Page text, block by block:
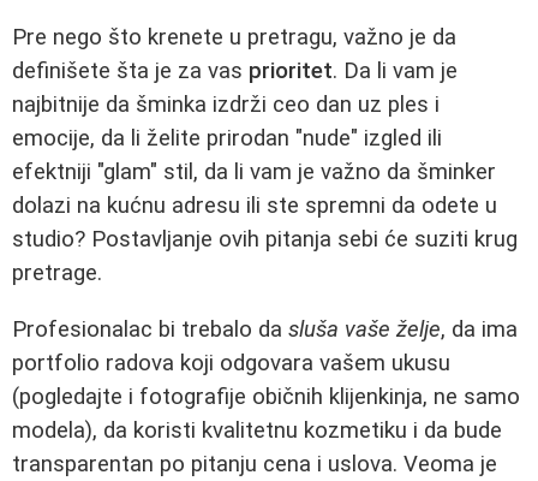
Pre nego što krenete u pretragu, važno je da
definišete šta je za vas prioritet. Da li vam je
najbitnije da šminka izdrži ceo dan uz ples i
emocije, da li želite prirodan "nude" izgled ili
efektniji "glam" stil, da li vam je važno da šminker
dolazi na kućnu adresu ili ste spremni da odete u
studio? Postavljanje ovih pitanja sebi će suziti krug
pretrage.
Profesionalac bi trebalo da sluša vaše želje, da ima
portfolio radova koji odgovara vašem ukusu
(pogledajte i fotografije običnih klijenkinja, ne samo
modela), da koristi kvalitetnu kozmetiku i da bude
transparentan po pitanju cena i uslova. Veoma je